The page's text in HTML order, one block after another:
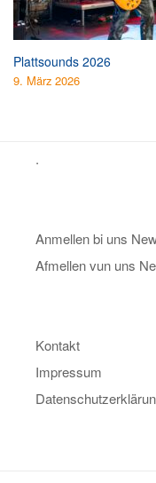
Plattsounds 2026
9. März 2026
.
Anmellen bi uns
Afmellen vun uns
Kontakt
Impressum